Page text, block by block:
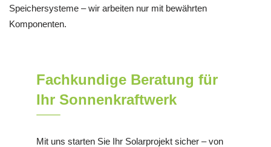
Speichersysteme – wir arbeiten nur mit bewährten
Komponenten.
Fachkundige Beratung für
Ihr Sonnenkraftwerk
Mit uns starten Sie Ihr Solarprojekt sicher – von